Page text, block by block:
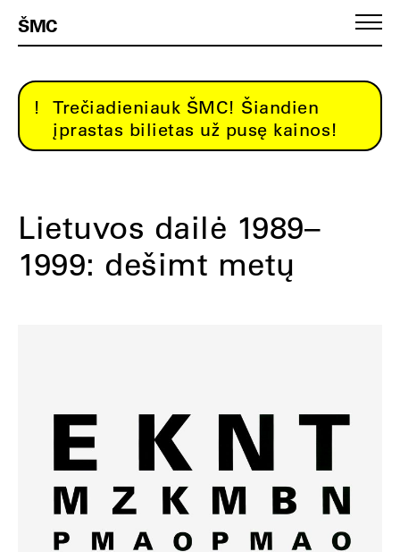
ŠMC
Trečiadieniauk ŠMC! Šiandien
įprastas bilietas už pusę kainos!
Lietuvos dailė 1989–
1999: dešimt metų